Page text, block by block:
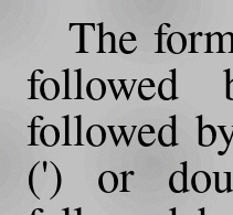
The
followed
followed
(') or